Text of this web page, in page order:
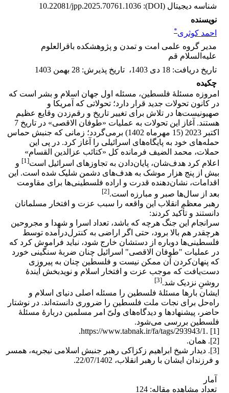
شناسه دیجیتال (DOI):
10.22081/jpp.2025.70761.1036
نویسنده
احمد کوثری*
مدیر گروه علمی امت و تمدن و پژوهشکده باقرالعلوم
علیه‌السلام قم
تاریخ دریافت: 18 دی 1403 ، تاریخ پذیرش: 28 بهمن 1403
چکیده
امروزه مسئلۀ فلسطین، مسئله اول جهان اسلام و بشر است که
در کانون تحولات جدید قرار دارد؛ تحولاتی که آمریکا و
صهیونیست‌ها در تلاش برای تغییر تاریخ و رقم‌زدن وقایع عظیم
هستند. آغاز این تحولات به عملیات «طوفان الاقصی» در تاریخ 7
اکتبر 2023 (15 مهرماه 1402) برمی‌گردد؛ زمانی که جنبش حماس
حمله‌های خود به پایگاه‌های اسرائیلی را آغاز کرد. در پی این
حملات، محمد الضیف فرمانده کل «کتائب عزالدین القسام»
اعلام کرد هدف‌شان، پایان‌دادن به تجاوزهای اسرائیل است[1]
و
بیش از پنج هزار موشک به هدف‌های دشمن شلیک ‌شده است. این
اقدامات، نشان‌دهنده قدرت و اراده فلسطینی‌ها برای مقاومت
بعد از سال‌ها صبر و مبارزه است.[2]
رهبر معظم انقلاب این واقعه را سبب عزت و افتخار مسلمانان
دانستند و تأکید کردند:
سرانجام این جنگ هرچه که باشد، تعداد اسرا و شهدا و مجروحین
هرچقدر هم بالا برود، حتی اگر اراضی به کنترل‌درآمده توسط
فلسطینی‌ها دوباره از دستشان خارج شود، نباید فراموش کرد که
در عملیات "طوفان‌ الاقصی" اسرائیل چنان ضربۀ سنگینی خورد
که پنهان‌کردن آن ممکن نیست و فلسطین چنان به پیروزی
دست‌یافت که موجب عزت و افتخار اسلام و نویدبخش آیندۀ
روشنِ نزدیک شد.[3]
ایشان بارها مسئلۀ فلسطین را مسئله اصلی دنیای اسلام و
راه‌حل‌ برای نجات ملت فلسطین را ضروری دانسته‌اند. در نوشتار
حاضر، پیشنهاد‌ها و دیدگاه‌های ولیّ امر مسلمین دربارۀ مسئلۀ
فلسطین بررسی می‌شود.
[1] .https://www.tabnak.ir/fa/tags/293943/1.
[2]. همان.
[3]‌. دیدار شیخ ابراهیم زکزاکی رهبر جنبش اسلامی نیجریه، همسر
و فرزندان ایشان با رهبر انقلاب، 22/07/1402.
آمار
تعداد مشاهده مقاله: 124